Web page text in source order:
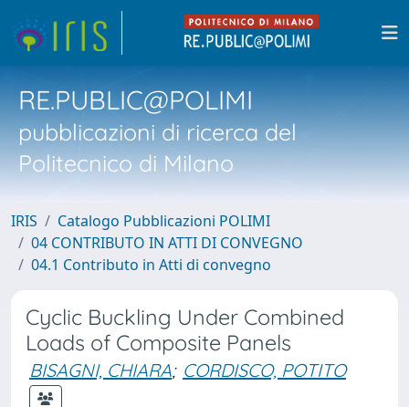
RE.PUBLIC@POLIMI
pubblicazioni di ricerca del
Politecnico di Milano
IRIS
Catalogo Pubblicazioni POLIMI
04 CONTRIBUTO IN ATTI DI CONVEGNO
04.1 Contributo in Atti di convegno
Cyclic Buckling Under Combined
Loads of Composite Panels
BISAGNI, CHIARA; CORDISCO, POTITO